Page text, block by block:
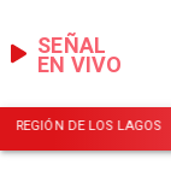
EN VIVO
SEÑAL
REGIÓN DE LOS LAGOS